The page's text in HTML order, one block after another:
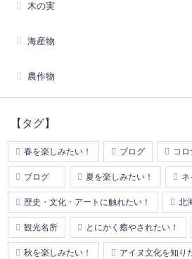
木の実
海産物
農作物
【タグ】
春を楽しみたい！ ブログ コ
ブログ 夏を楽しみたい！ ネ
歴史・文化・アートに触れたい！ 北
観光名所 とにかく癒やされたい！
秋を楽しみたい！ アイヌ文化を知り